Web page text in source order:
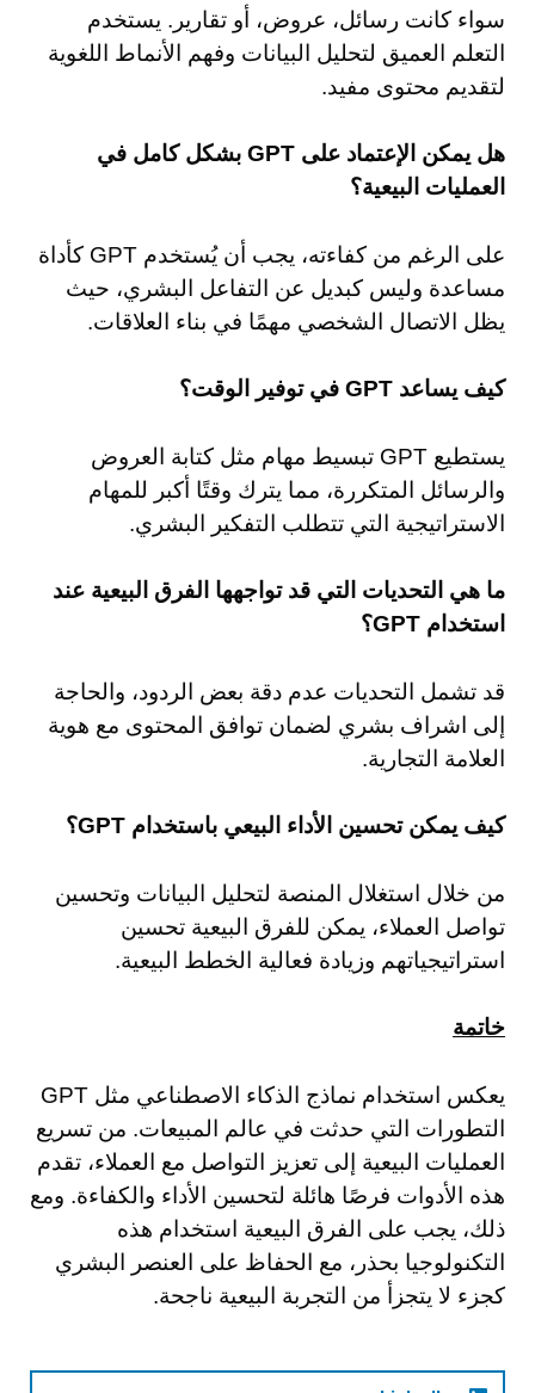
سواء كانت رسائل، عروض، أو تقارير. يستخدم
التعلم العميق لتحليل البيانات وفهم الأنماط اللغوية
لتقديم محتوى مفيد.
هل يمكن الإعتماد على GPT بشكل كامل في
العمليات البيعية؟
على الرغم من كفاءته، يجب أن يُستخدم GPT كأداة
مساعدة وليس كبديل عن التفاعل البشري، حيث
يظل الاتصال الشخصي مهمًا في بناء العلاقات.
كيف يساعد GPT في توفير الوقت؟
يستطيع GPT تبسيط مهام مثل كتابة العروض
والرسائل المتكررة، مما يترك وقتًا أكبر للمهام
الاستراتيجية التي تتطلب التفكير البشري.
ما هي التحديات التي قد تواجهها الفرق البيعية عند
استخدام GPT؟
قد تشمل التحديات عدم دقة بعض الردود، والحاجة
إلى اشراف بشري لضمان توافق المحتوى مع هوية
العلامة التجارية.
كيف يمكن تحسين الأداء البيعي باستخدام GPT؟
من خلال استغلال المنصة لتحليل البيانات وتحسين
تواصل العملاء، يمكن للفرق البيعية تحسين
استراتيجياتهم وزيادة فعالية الخطط البيعية.
خاتمة
يعكس استخدام نماذج الذكاء الاصطناعي مثل GPT
التطورات التي حدثت في عالم المبيعات. من تسريع
العمليات البيعية إلى تعزيز التواصل مع العملاء، تقدم
هذه الأدوات فرصًا هائلة لتحسين الأداء والكفاءة. ومع
ذلك، يجب على الفرق البيعية استخدام هذه
التكنولوجيا بحذر، مع الحفاظ على العنصر البشري
كجزء لا يتجزأ من التجربة البيعية ناجحة.